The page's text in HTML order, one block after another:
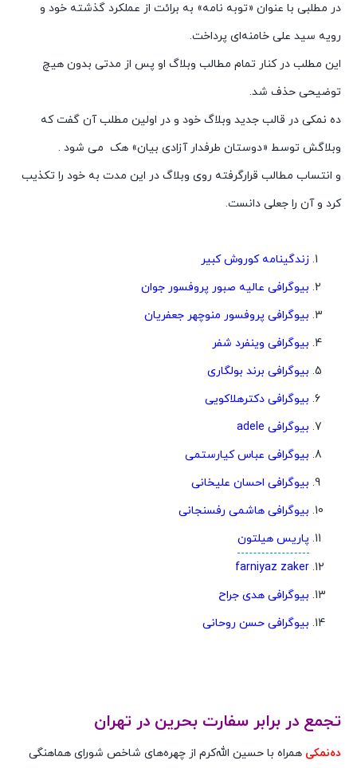
در مطلبی با عنوان «توبه نامه» به برائت از عملکرد گذشته خود و
رویه سید علی خامنه‌ای پرداخت.
این مطلب در کنار تمام مطالب وبلاگ او پس از مدتی بدون هیچ
توضیحی حذف شد.
ده نمکی در قالب جدید وبلاگ خود و در اولین مطلب آن گفت که
وبلاگش توسط «دوستان طرفدار آزادی بیان» هک می شود .
و انتساب مطالب قرارگرفته روی وبلاگ در این مدت به خود را تکذیب
کرد و آن را جعلی دانست.
زندگینامه کوروش کبیر
بیوگرافی عالیه صبور پروفسور جوان
بیوگرافی پروفسور منوچهر جعفریان
بیوگرافی وینفرد شفر
بیوگرافی برند بولگاری
بیوگرافی دکترهلاکویی
بیوگرافی adele
بیوگرافی عباس کیارستمی
بیوگرافی احسان علیخانی
بیوگرافی هاشمی رفسنجانی
پاریس هیلتون
farniyaz zaker
بیوگرافی هدی جراح
بیوگرافی حسن روحانی
تجمع در برابر سفارت بحرین در تهران
ده‌نمکی همراه با حسین الله‌کرم از چهره‌های شاخص شورای هماهنگی